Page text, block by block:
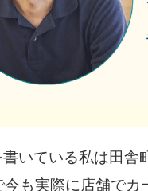
いている私は田舎
も実際に店舗でカ